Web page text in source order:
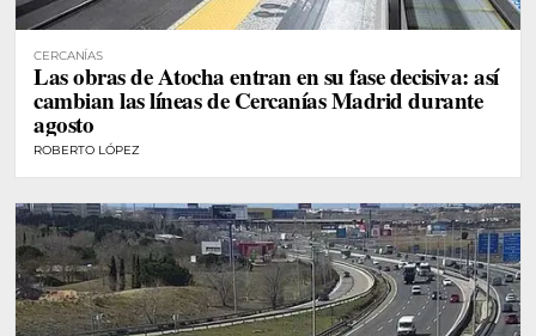
CERCANÍAS
Las obras de Atocha entran en su fase decisiva: así
cambian las líneas de Cercanías Madrid durante
agosto
ROBERTO LÓPEZ